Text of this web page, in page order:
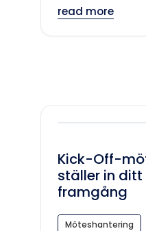
read more
Kick-Off-
ställer in
framgång
Möteshantering